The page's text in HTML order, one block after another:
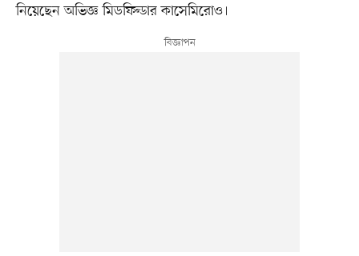
নিয়েছেন অভিজ্ঞ মিডফিল্ডার কাসেমিরোও।